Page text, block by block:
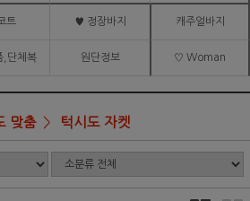
트 ♥ 정장바지 캐주얼바지
,단체복 원단정보 ♡ Woman
맞춤 턱시도 자켓